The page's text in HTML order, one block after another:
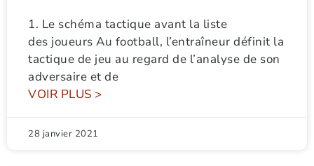
1. Le schéma tactique avant la liste
des joueurs Au football, l’entraîneur définit la
tactique de jeu au regard de l’analyse de son
adversaire et de
VOIR PLUS >
28 janvier 2021